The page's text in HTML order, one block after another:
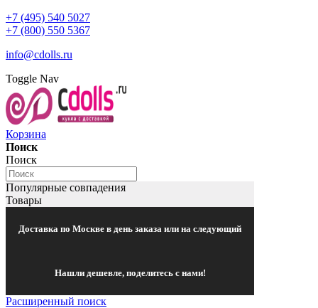
+7 (495) 540 5027
+7 (800) 550 5367
info@cdolls.ru
Toggle Nav
Корзина
Поиск
Поиск
Популярные совпадения
Товары
Доставка по Москве в день заказа или на следующий
Нашли дешевле, поделитесь с нами!
Расширенный поиск